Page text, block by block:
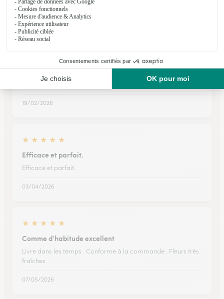
Verrieres du Grosbois
livraison rapide et respect du créneau…
livraison rapide et respect du créneau pour un jour de forte
19/02/2026
★ ★ ★ ★ ★
Efficace et parfait.
Efficace et parfait.
03/04/2026
★ ★ ★ ★ ★
Comme d’habitude excellent
Livre dans les temps . Conforme à la commande . Fleurs très
fraîches
07/05/2026